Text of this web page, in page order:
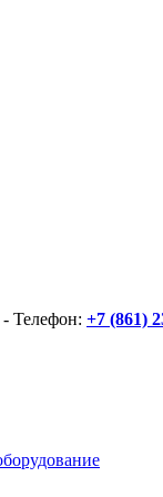
- Телефон: +7 (861)